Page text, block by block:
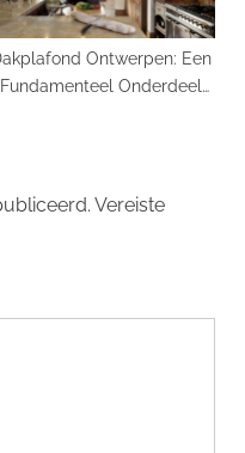
Ontwerpen: Een
Fundamenteel Onderdeel
Vereiste